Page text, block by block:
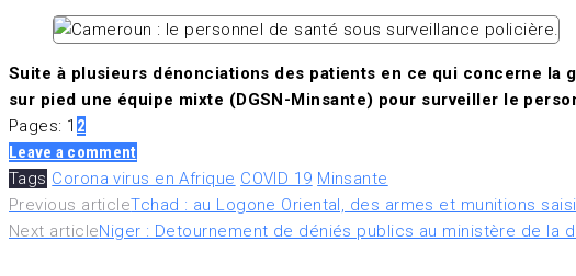
Suite à plusieurs dénonciations des patients en ce qui concerne la
sur pied une équipe mixte (DGSN-Minsante) pour surveiller le
Pages: Page
1 ,Page
2
Leave a comment
Tags Corona virus en Afrique COVID 19 Minsante
Navigation
Previous articleTchad : au Logone Oriental, des armes et munitions
Next articleNiger : Detournement de déniés publics au ministère de la